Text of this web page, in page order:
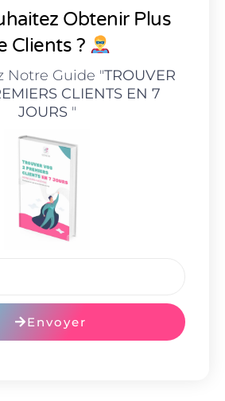
Obtenir Plus
Clients ?
Notre Guide "TROUVER
CLIENTS EN 7
JOURS"
Envoyer